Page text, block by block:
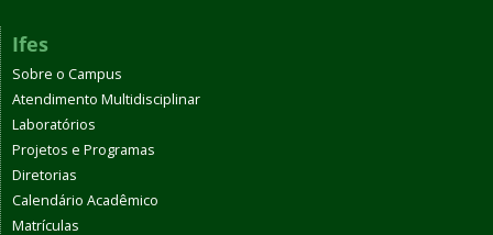
Ifes
Sobre o Campus
Atendimento Multidisciplinar
Laboratórios
Projetos e Programas
Diretorias
Calendário Acadêmico
Matrículas